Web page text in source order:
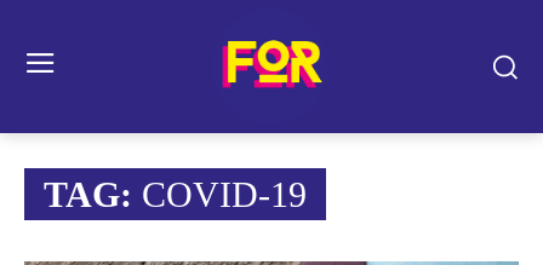
TAG: COVID-19